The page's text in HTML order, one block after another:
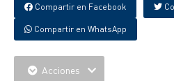
Compartir en Facebook
Compartir en WhatsApp
Acciones